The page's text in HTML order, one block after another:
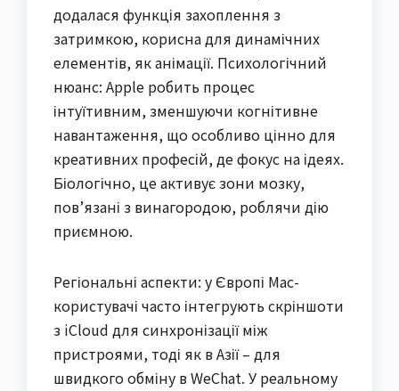
додалася функція захоплення з
затримкою, корисна для динамічних
елементів, як анімації. Психологічний
нюанс: Apple робить процес
інтуїтивним, зменшуючи когнітивне
навантаження, що особливо цінно для
креативних професій, де фокус на ідеях.
Біологічно, це активує зони мозку,
пов’язані з винагородою, роблячи дію
приємною.
Регіональні аспекти: у Європі Mac-
користувачі часто інтегрують скріншоти
з iCloud для синхронізації між
пристроями, тоді як в Азії – для
швидкого обміну в WeChat. У реальному